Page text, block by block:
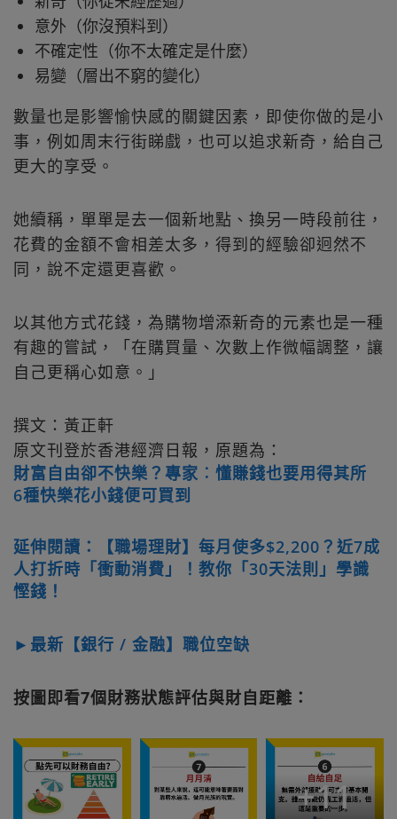
意外（你沒預料到）
不確定性（你不太確定是什麼）
易變（層出不窮的變化）
數量也是影響愉快感的關鍵因素，即使你做的是小
事，例如周末行街睇戲，也可以追求新奇，給自己
更大的享受。
她續稱，單單是去一個新地點、換另一時段前往，
花費的金額不會相差太多，得到的經驗卻迥然不
同，說不定還更喜歡。
以其他方式花錢，為購物增添新奇的元素也是一種
有趣的嘗試，「在購買量、次數上作微幅調整，讓
自己更稱心如意。」
撰文：黃正軒
原文刊登於香港經濟日報，原題為：
財富自由卻不快樂？專家︰懂賺錢也要用得其所
6種快樂花小錢便可買到
延伸閱讀：【職場理財】每月使多$2,200？近7成
人打折時「衝動消費」！教你「30天法則」學識
慳錢！
►最新【銀行 / 金融】職位空缺
按圖即看7個財務狀態評估與財自距離：
+11